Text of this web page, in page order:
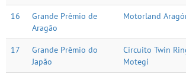
16
Grande Prêmio de
Aragão
Motorland
17
Grande Prêmio do
Japão
Circuito Twin
Motegi